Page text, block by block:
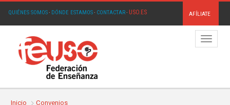
QUIÉNES SOMOS· DÓNDE ESTAMOS· CONTACTAR· USO.ES AFÍLIATE
Menú
Inicio Convenios